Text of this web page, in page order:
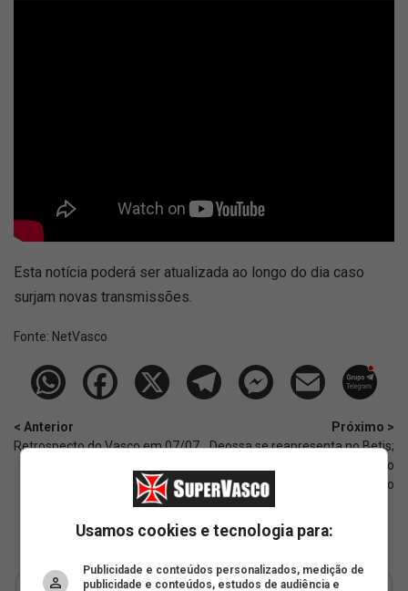
Esta notícia poderá ser atualizada ao longo do dia caso
surjam novas transmissões.
Fonte: NetVasco
< Anterior
Retrospecto do Vasco em 07/07
Próximo >
Deossa se reapresenta no Betis;
Vasco aguarda para finalizar o
acordo
Usamos cookies e tecnologia para:
Publicidade e conteúdos personalizados, medição de
publicidade e conteúdos, estudos de audiência e